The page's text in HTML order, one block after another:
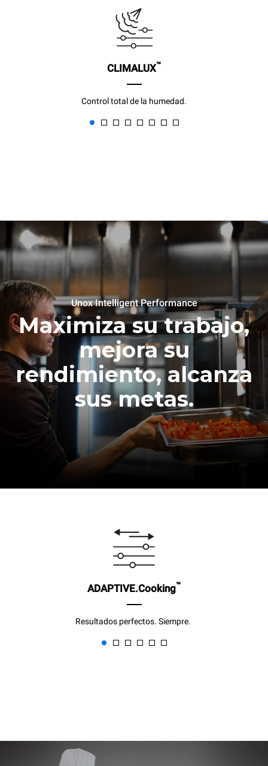
CLIMALUX™
Control total de la humedad.
Unox Intelligent Performance
Maximiza su trabajo,
mejora su
rendimiento, alcanza
sus metas.
ADAPTIVE.Cooking™
Resultados perfectos. Siempre.